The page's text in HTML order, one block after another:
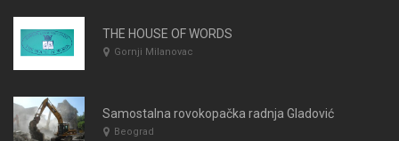
THE HOUSE OF WORDS
Gornji Milanovac
Samostalna rovokopačka radnja Gladović
Beograd